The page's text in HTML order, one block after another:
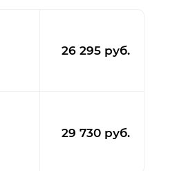
26 295 руб.
29 730 руб.